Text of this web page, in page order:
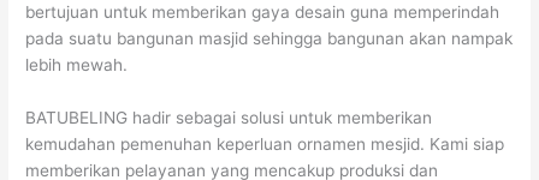
bertujuan untuk memberikan gaya desain guna memperindah
pada suatu bangunan masjid sehingga bangunan akan nampak
lebih mewah.
BATUBELING hadir sebagai solusi untuk memberikan
kemudahan pemenuhan keperluan ornamen mesjid. Kami siap
memberikan pelayanan yang mencakup produksi dan